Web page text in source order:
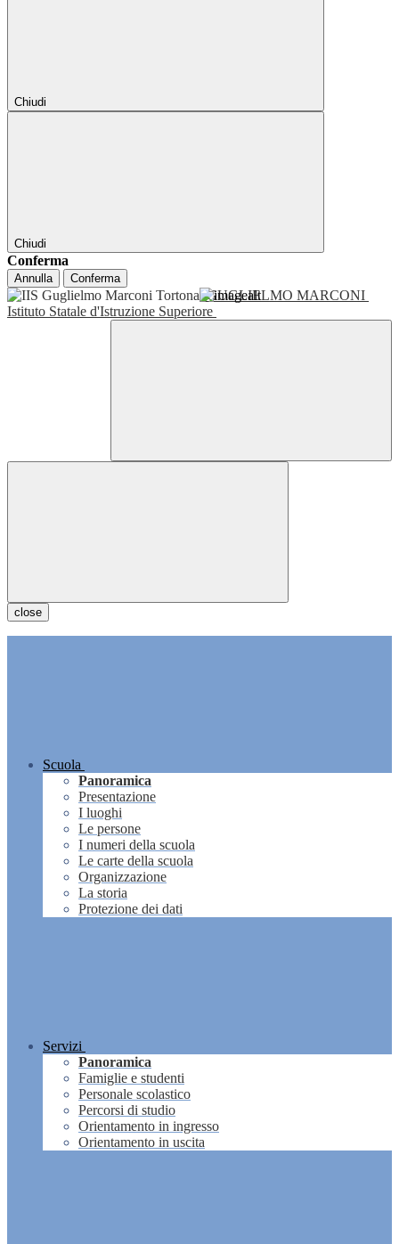
Chiudi
Chiudi
Conferma
Annulla Conferma
GUGLIELMO MARCONI
Istituto Statale d'Istruzione Superiore
close
Scuola
Panoramica
Presentazione
I luoghi
Le persone
I numeri della scuola
Le carte della scuola
Organizzazione
La storia
Protezione dei dati
Servizi
Panoramica
Famiglie e studenti
Personale scolastico
Percorsi di studio
Orientamento in ingresso
Orientamento in uscita